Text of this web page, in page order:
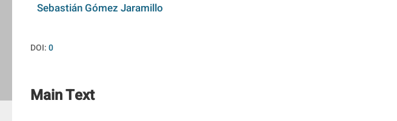
Sebastián Gómez Jaramillo
DOI:0
Main Text